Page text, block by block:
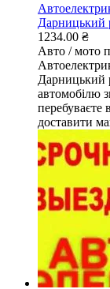
Дарницький
1234.00 ₴
Авто / мото
Дарницький
автомобілю
перебуваєте
доставити